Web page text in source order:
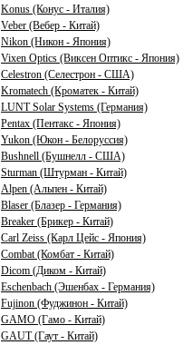
Konus (Конус - Италия)
Veber (Вебер - Китай)
Nikon (Никон - Япония)
Vixen Optics (Виксен Оптикс - Япония)
Celestron (Селестрон - США)
Kromatech (Кроматек - Китай)
LUNT Solar Systems (Германия)
Pentax (Пентакс - Япония)
Yukon (Юкон - Белоруссия)
Bushnell (Бушнелл - США)
Sturman (Штурман - Китай)
Alpen (Альпен - Китай)
Blaser (Блазер - Германия)
Breaker (Брикер - Китай)
Carl Zeiss (Карл Цейс - Япония)
Combat (Комбат - Китай)
Dicom (Диком - Китай)
Eschenbach (Эшенбах - Германия)
Fujinon (Фуджинон - Китай)
GAMO (Гамо - Китай)
GAUT (Гаут - Китай)